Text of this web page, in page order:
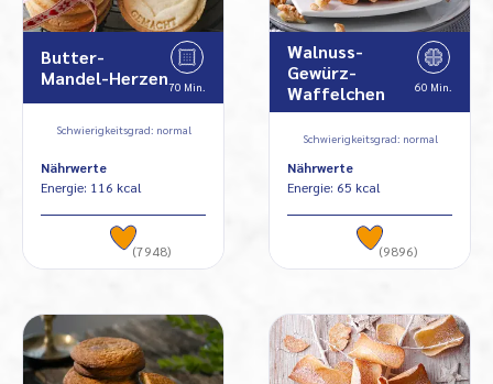
Butter-
Mandel-Herzen70 Min.
Schwierigkeitsgrad: normal
Nährwerte
Energie: 116 kcal
(7948)
Walnuss-
Gewürz-
Waffelchen
60 Min.
Schwierigkeitsgrad: normal
Nährwerte
Energie: 65 kcal
(9896)